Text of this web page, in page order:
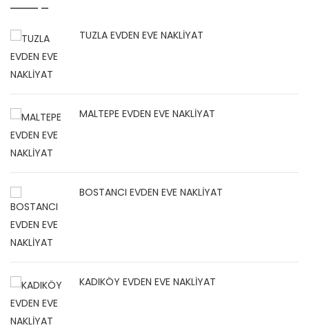
TUZLA EVDEN EVE NAKLİYAT
MALTEPE EVDEN EVE NAKLİYAT
BOSTANCI EVDEN EVE NAKLİYAT
KADIKÖY EVDEN EVE NAKLİYAT